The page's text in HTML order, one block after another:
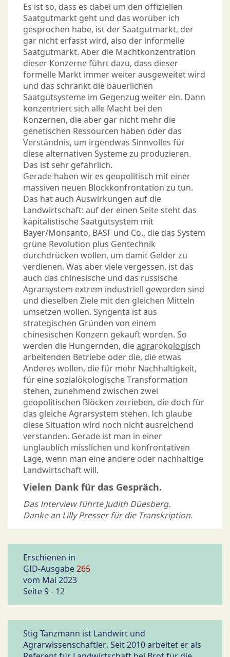
Es ist so, dass es dabei um den offiziellen
Saatgutmarkt geht und das worüber ich
gesprochen habe, ist der Saatgutmarkt, der
gar nicht erfasst wird, also der informelle
Saatgutmarkt. Aber die Machtkonzentration
dieser Konzerne führt dazu, dass dieser
formelle Markt immer weiter ausgeweitet wird
und das schränkt die bäuerlichen
Saatgutsysteme im Gegenzug weiter ein. Dann
konzentriert sich alle Macht bei den
Konzernen, die aber gar nicht mehr die
genetischen Ressourcen haben oder das
Verständnis, um irgendwas Sinnvolles für
diese alternativen Systeme zu produzieren.
Das ist sehr gefährlich.
Gerade haben wir es geopolitisch mit einer
massiven neuen Blockkonfrontation zu tun.
Das hat auch Auswirkungen auf die
Landwirtschaft: auf der einen Seite steht das
kapitalistische Saatgutsystem mit
Bayer/Monsanto, BASF und Co., die das System
grüne Revolution plus Gentechnik
durchdrücken wollen, um damit Gelder zu
verdienen. Was aber viele vergessen, ist das
auch das chinesische und das russische
Agrarsystem extrem industriell geworden sind
und dieselben Ziele mit den gleichen Mitteln
umsetzen wollen. Syngenta ist aus
strategischen Gründen von einem
chinesischen Konzern gekauft worden. So
werden die Hungernden, dieagrarökologisch
arbeitenden Betriebe oder die, die etwas
Anderes wollen, die für mehr Nachhaltigkeit,
für eine sozialökologische Transformation
stehen, zunehmend zwischen zwei
geopolitischen Blöcken zerrieben, die doch für
das gleiche Agrarsystem stehen. Ich glaube
diese Situation wird noch nicht ausreichend
verstanden. Gerade ist man in einer
unglaublich misslichen und konfrontativen
Lage, wenn man eine andere oder nachhaltige
Landwirtschaft will.
Vielen Dank für das Gespräch.
Das Interview führte Judith Düesberg.
Danke an Lilly Presser für die Transkription.
Erschienen in
GID-Ausgabe265
vom Mai 2023
Seite 9 - 12
Stig Tanzmann ist Landwirt und
Agrarwissenschaftler. Seit 2010 arbeitet er als